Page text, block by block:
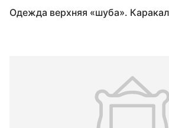
Одежда верхняя «шуба».